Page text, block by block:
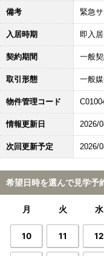
備考 緊急
入居時期 即入居
契約期間 一般
取引形態 一般
物件管理コード
情報更新日 2026/
次回更新予定 2026/
希望日時を選んで見学予
月 火 水
10 11 12